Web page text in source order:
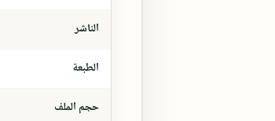
الناشر
الطبعة
حجم الملف